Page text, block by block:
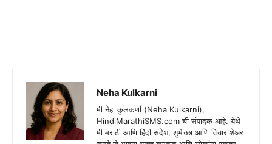
Neha Kulkarni
मी नेहा कुलकर्णी (Neha Kulkarni),
HindiMarathiSMS.com ची संपादक आहे. येथे
मी मराठी आणि हिंदी संदेश, शुभेच्छा आणि विचार शेअर